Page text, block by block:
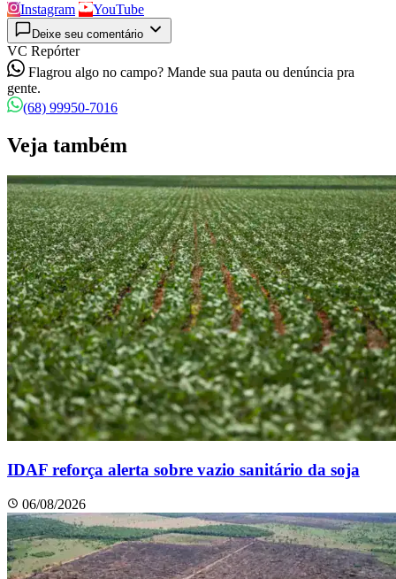
Instagram
YouTube
Deixe seu comentário
VC Repórter
Flagrou algo no campo? Mande sua pauta ou denúncia pra
gente.
(68) 99950-7016
Veja também
IDAF reforça alerta sobre vazio sanitário da soja
06/08/2026